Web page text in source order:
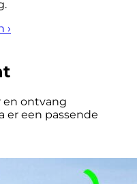
›
en ontvang
er een passende